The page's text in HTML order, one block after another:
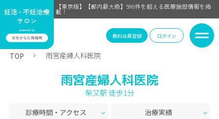
【東京版】【都内最大級】590件を超える医療施設情報を掲
載！
無料会員登録 ログイン
TOP 雨宮産婦人科医院
雨宮産婦人科医院
柴又駅 徒歩1分
診療時間・アクセス 治療実績